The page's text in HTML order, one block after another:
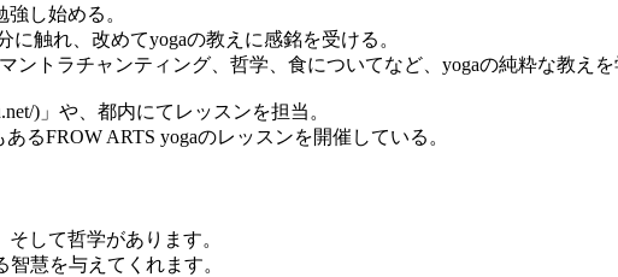
し始める。
に触れ、改めてyogaの教えに感銘を受ける。
ントラチャンティング、哲学、食についてなど、yogaの純粋な教えを
)」や、都内にてレッスンを担当。
るFROW ARTS yogaのレッスンを開催している。
して哲学があります。
慧を与えてくれます。